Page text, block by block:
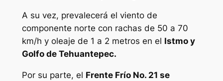
A su vez, prevalecerá el viento de
componente norte con rachas de 50 a 70
km/h y oleaje de 1 a 2 metros en el Istmo y
Golfo de Tehuantepec.
Por su parte, el Frente Frío No. 21 se